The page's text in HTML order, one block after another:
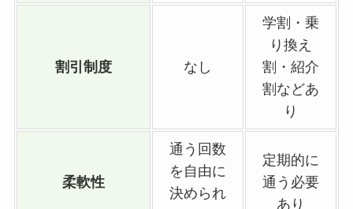
割引制度 なし
学割・乗
り換え
割・紹介
割などあ
り
柔軟性
通う回数
を自由に
決められ
定期的に
通う必要
あり